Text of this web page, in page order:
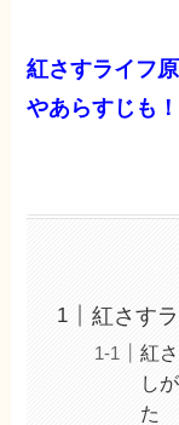
紅さすライフ
やあらすじも！
紅さす
紅
し
た